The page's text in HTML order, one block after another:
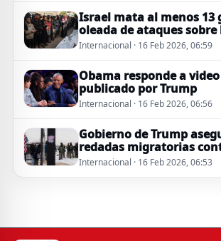
Israel mata al menos 13
oleada de ataques
Internacional · 16 Feb 2026, 06:59
Obama responde a
publicado por Trump
Internacional · 16 Feb 2026, 06:56
Gobierno de Trump
redadas migratorias
Internacional · 16 Feb 2026, 06:53